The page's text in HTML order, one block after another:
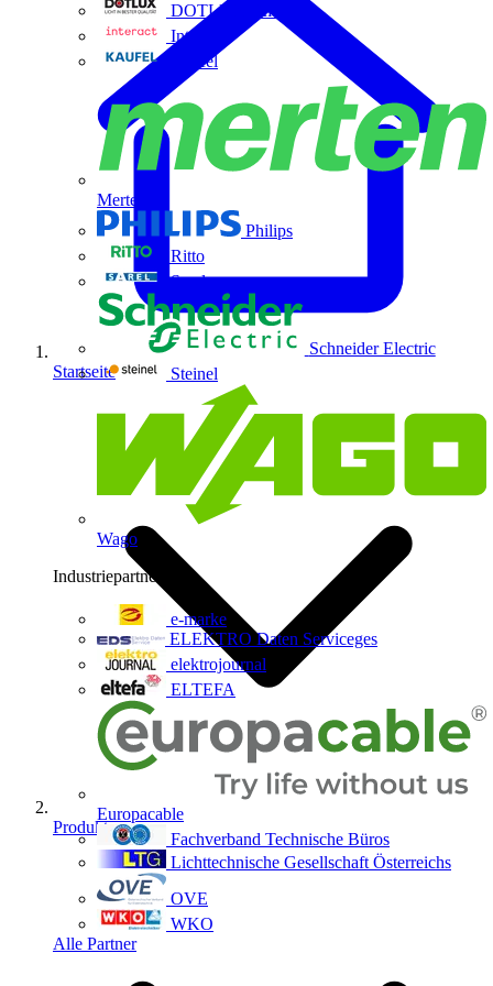
DOTLUX GmbH
Interact
Kaufel
Merten
Philips
Ritto
Sarel
Schneider Electric
Steinel
Wago
Industriepartner
e-marke
ELEKTRO Daten Serviceges
elektrojournal
ELTEFA
Europacable
Fachverband Technische Büros
Lichttechnische Gesellschaft Österreichs
OVE
WKO
Alle Partner
Startseite
Produkte